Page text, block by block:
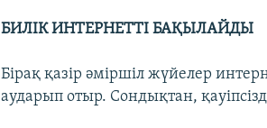
БИЛІК ИНТЕРНЕТТІ БАҚЫЛАЙДЫ
Бірақ қазір әміршіл жүйелер
аударып отыр. Сондықтан,